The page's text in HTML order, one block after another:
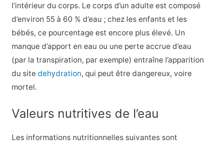
l’intérieur du corps. Le corps d’un adulte est composé
d’environ 55 à 60 % d’eau ; chez les enfants et les
bébés, ce pourcentage est encore plus élevé. Un
manque d’apport en eau ou une perte accrue d’eau
(par la transpiration, par exemple) entraîne l’apparition
du site dehydration, qui peut être dangereux, voire
mortel.
Valeurs nutritives de l’eau
Les informations nutritionnelles suivantes sont